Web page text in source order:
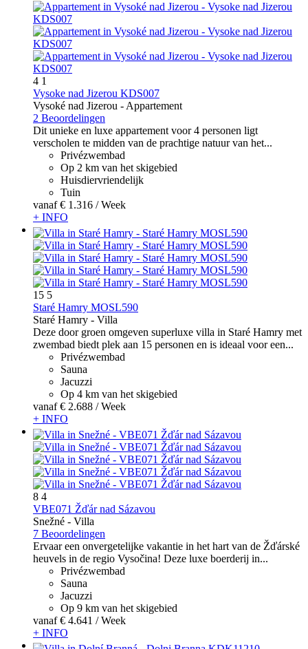
4 1
Vysoke nad Jizerou KDS007
Vysoké nad Jizerou - Appartement
2 Beoordelingen
Dit unieke en luxe appartement voor 4 personen ligt
verscholen te midden van de prachtige natuur van het...
Privézwembad
Op 2 km van het skigebied
Huisdiervriendelijk
Tuin
vanaf € 1.316 / Week
+ INFO
15 5
Staré Hamry MOSL590
Staré Hamry - Villa
Deze door groen omgeven superluxe villa in Staré Hamry met
zwembad biedt plek aan 15 personen en is ideaal voor een...
Privézwembad
Sauna
Jacuzzi
Op 4 km van het skigebied
vanaf € 2.688 / Week
+ INFO
8 4
VBE071 Žďár nad Sázavou
Snežné - Villa
7 Beoordelingen
Ervaar een onvergetelijke vakantie in het hart van de Žďárské
heuvels in de regio Vysočina! Deze luxe boerderij in...
Privézwembad
Sauna
Jacuzzi
Op 9 km van het skigebied
vanaf € 4.641 / Week
+ INFO